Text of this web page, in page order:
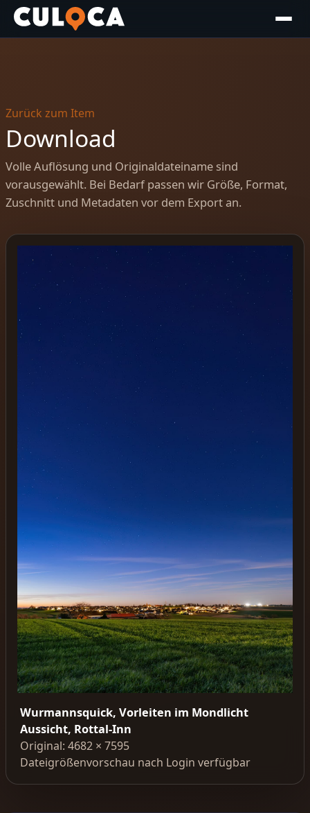
Zurück zum Item
Download
Volle Auflösung und Originaldateiname sind
vorausgewählt. Bei Bedarf passen wir Größe, Format,
Zuschnitt und Metadaten vor dem Export an.
Wurmannsquick, Vorleiten im Mondlicht
Aussicht, Rottal-Inn
Original: 4682 × 7595
Dateigrößenvorschau nach Login verfügbar